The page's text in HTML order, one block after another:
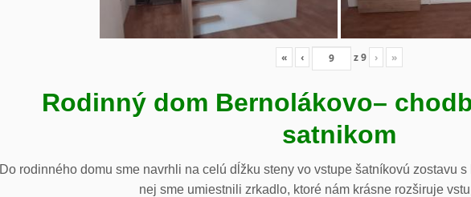
« ‹ z9 › »
Rodinný dom Bernolákovo–
satnikom
Do rodinného domu sme navrhli na celú dĺžku steny vo vstupe šatníkovú zostavu
nej sme umiestnili zrkadlo, ktoré nám krásne rozširuje